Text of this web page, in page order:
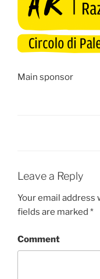
Main sponsor
Leave a Reply
Your email address
fields are marked *
Comment